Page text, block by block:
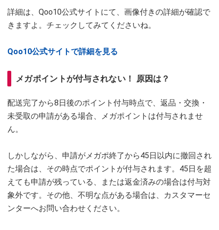
詳細は、Qoo10公式サイトにて、画像付きの詳細が確認で
きますよ。チェックしてみてくださいね。
Qoo10公式サイトで詳細を見る
メガポイントが付与されない！ 原因は？
配送完了から8日後のポイント付与時点で、返品・交換・
未受取の申請がある場合、メガポイントは付与されませ
ん。
しかしながら、申請がメガポ終了から45日以内に撤回され
た場合は、その時点でポイントが付与されます。45日を超
えても申請が残っている、または返金済みの場合は付与対
象外です。その他、不明な点がある場合は、カスタマーセ
ンターへお問い合わせください。